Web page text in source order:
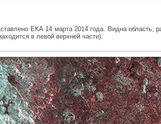
ЕКА 14 марта 2014 года. Видна область,
в левой верхней части).